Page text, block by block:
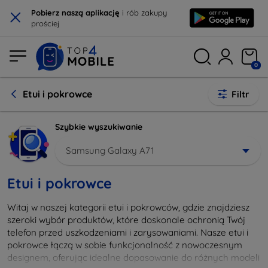
× Pobierz naszą aplikację i rób zakupy
prościej
0
Etui i pokrowce Filtr
Szybkie wyszukiwanie
Samsung Galaxy A71
Etui i pokrowce
Witaj w naszej kategorii etui i pokrowców, gdzie znajdziesz
szeroki wybór produktów, które doskonale ochronią Twój
telefon przed uszkodzeniami i zarysowaniami. Nasze etui i
pokrowce łączą w sobie funkcjonalność z nowoczesnym
designem, oferując idealne dopasowanie do różnych modeli